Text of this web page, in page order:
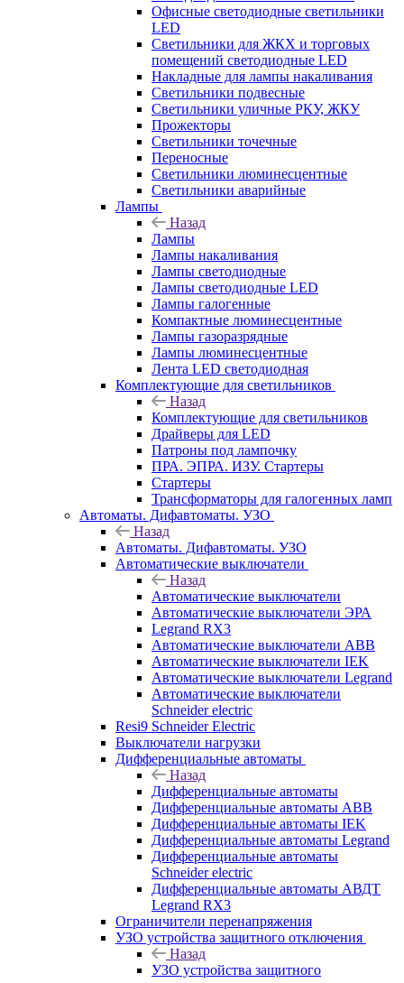
Офисные светодиодные светильники
LED
Светильники для ЖКХ и торговых
помещений светодиодные LED
Накладные для лампы накаливания
Светильники подвесные
Светильники уличные РКУ, ЖКУ
Прожекторы
Cветильники точечные
Переносные
Светильники люминесцентные
Светильники аварийные
Лампы
Назад
Лампы
Лампы накаливания
Лампы светодиодные
Лампы светодиодные LED
Лампы галогенные
Компактные люминесцентные
Лампы газоразрядные
Лампы люминесцентные
Лента LED светодиодная
Комплектующие для светильников
Назад
Комплектующие для светильников
Драйверы для LED
Патроны под лампочку
ПРА. ЭПРА. ИЗУ. Стартеры
Стартеры
Трансформаторы для галогенных ламп
Автоматы. Дифавтоматы. УЗО
Назад
Автоматы. Дифавтоматы. УЗО
Автоматические выключатели
Назад
Автоматические выключатели
Автоматические выключатели ЭРА
Legrand RX3
Автоматические выключатели ABB
Автоматические выключатели IEK
Автоматические выключатели Legrand
Автоматические выключатели
Schneider electric
Resi9 Schneider Electric
Выключатели нагрузки
Дифференциальные автоматы
Назад
Дифференциальные автоматы
Дифференциальные автоматы ABB
Дифференциальные автоматы IEK
Дифференциальные автоматы Legrand
Дифференциальные автоматы
Schneider electric
Дифференциальные автоматы АВДТ
Legrand RX3
Ограничители перенапряжения
УЗО устройства защитного отключения
Назад
УЗО устройства защитного